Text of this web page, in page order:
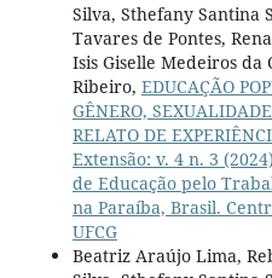
Silva, Sthefany Santina
Tavares de Pontes,
Isis Giselle Medeiros da
Ribeiro, EDUCAÇÃO
GÊNERO,
RELATO DE
Extensão: v. 4 n. 3
de Educação pelo
na Paraíba, Brasil.
UFCG
Beatriz Araújo Lima,